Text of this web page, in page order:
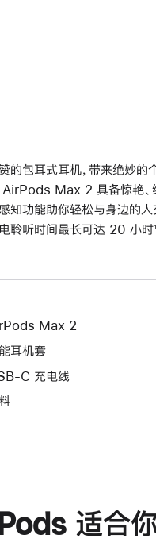
的包耳式耳机，带来绝妙的
Max 2 具备惊艳、
知功能助你轻松与身边的人
聆听时间最长可达 20 小时
Max 2
耳机套
C 充电线
适合你